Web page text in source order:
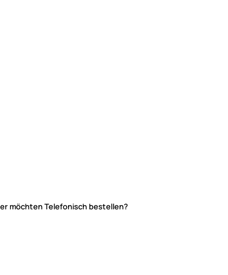
möchten Telefonisch bestellen?